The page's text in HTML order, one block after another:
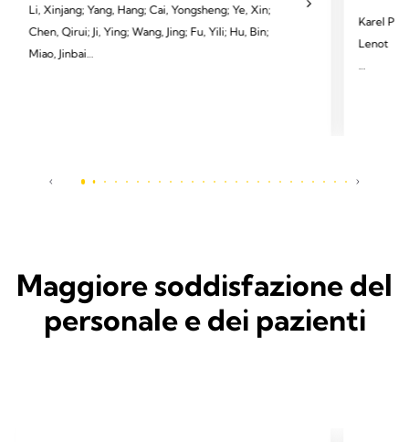
Li, Xinjang; Yang, Hang; Cai, Yongsheng; Ye, Xin;
Chen, Qirui; Ji, Ying; Wang, Jing; Fu, Yili; Hu, Bin;
Miao, Jinbai
Karel
Lenot
Maggiore soddisfazione del
personale e dei pazienti